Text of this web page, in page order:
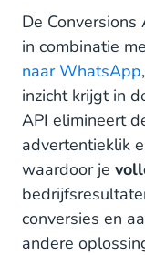
De
in combinatie
naar WhatsApp
inzicht krijgt in
API elimineert
advertentieklik
waardoor je
conversies en
andere